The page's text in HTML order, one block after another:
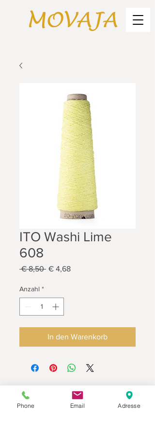
ITO Washi Lime
608
€ 8,50 Standardpreis
€ 4,68Sale-
Anzahl *
In den Warenkorb
Phone Email Adresse